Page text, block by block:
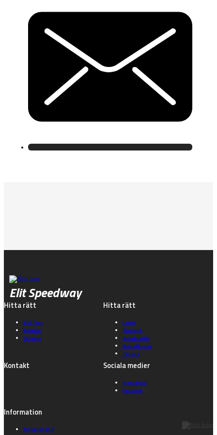
Elit Speedway
Hitta rätt
ESS Play
Biljetter
Schema
Hitta rätt
Lagen
Statistik
Nyhetsarkiv
Kontakta oss
Om oss
Kontakt Sociala medier
Instagram
Facebook
Information
Tillgänglighet